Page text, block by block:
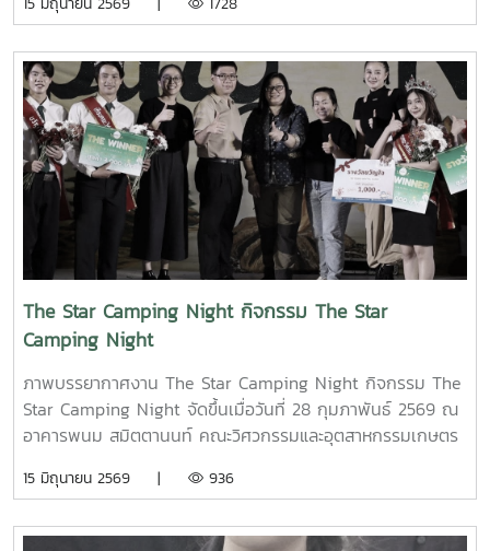
คณาจารย์และนักศึกษาของคณะร่วมทำหน้าที่เป็นพี่เลี้ยงให้คำ
คะแนนผลงานกิจกรรมดังกล่าวช่วยส่งเสริมให้นักเรียนได้เรียนรู้
กระบวนการคิดเชิงวิศวกรรมและการทำงานเป็นทีม พร้อมทั้ง
สร้างแรงบันดาลใจในการศึกษาต่อด้านวิศวกรรมและเทคโนโลยีใน
อนาคต
to the faculty.The delegation was welcomed by the
in research, technology development, and agricultural
innovation.The visit was part of the Minnesota Studies
in International Development (MSID) program of the
University of Minnesota, USA, which focuses on
experiential learning related to sustainable
development, innovation, technology, and food systems
within the Thai context.During the visit, the group
observed the packing house and the pilot plant of the
Faculty of Engineering and Agro-Industry. The visit
also provided an opportunity for academic exchange
and discussions on agricultural technology and
innovation.At the end of the visit, participants
gathered for a group photo to commemorate the
occasion.
The Star Camping Night กิจกรรม The Star
Camping Night
ภาพบรรยากาศงาน The Star Camping Night กิจกรรม The
Star Camping Night จัดขึ้นเมื่อวันที่ 28 กุมภาพันธ์ 2569 ณ
อาคารพนม สมิตตานนท์ คณะวิศวกรรมและอุตสาหกรรมเกษตร
15 มิถุนายน 2569 | 936